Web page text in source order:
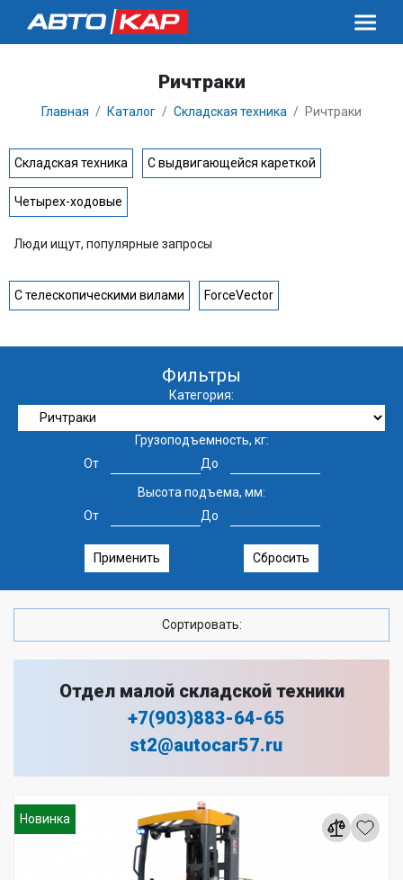
Ричтраки
Главная Каталог Складская техника Ричтраки
Складская техника С выдвигающейся кареткой
Четырех-ходовые
Люди ищут, популярные запросы
С телескопическими вилами ForceVector
Фильтры
Категория:
Грузоподъемность, кг:
От
До
Высота подъема, мм:
От
До
Применить Сбросить
Сортировать:
Отдел малой складской техники
+7(903)883-64-65
st2@autocar57.ru
Новинка